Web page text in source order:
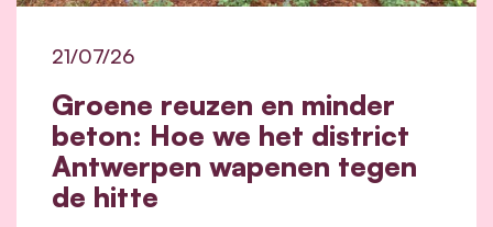
Groene reuzen en minder
beton: Hoe we het district
Antwerpen wapenen tegen
de hitte
21/07/26